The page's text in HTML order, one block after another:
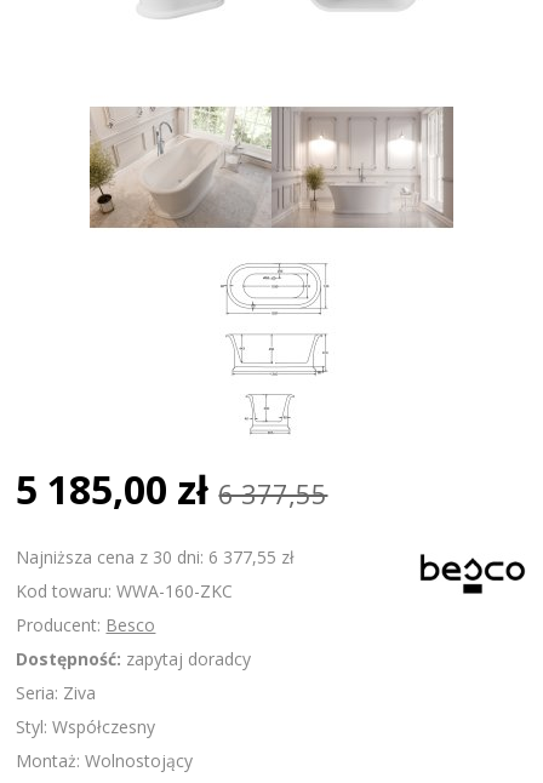
5 185,00 zł 6 377,55
Najniższa cena z 30 dni: 6 377,55 zł
Kod towaru: WWA-160-ZKC
Producent: Besco
Dostępność: zapytaj doradcy
Seria: Ziva
Styl: Współczesny
Montaż: Wolnostojący